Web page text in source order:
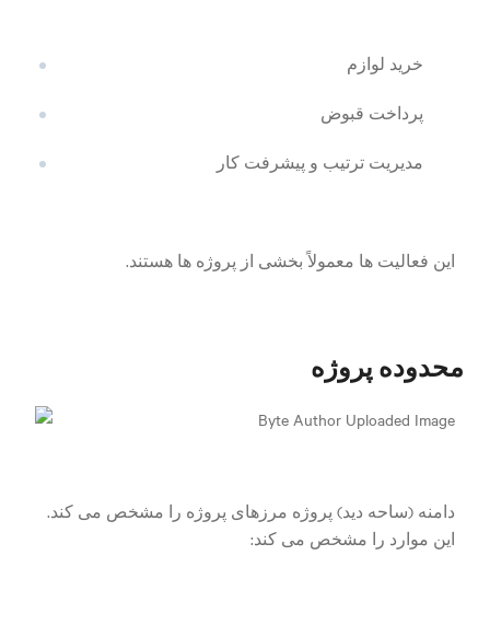
خرید لوازم
پرداخت قبوض
مدیریت ترتیب و پیشرفت کار
این فعالیت ها معمولاً بخشی از پروژه ها هستند.
محدوده پروژه
دامنه (ساحه دید) پروژه مرزهای پروژه را مشخص می کند.
این موارد را مشخص می کند: